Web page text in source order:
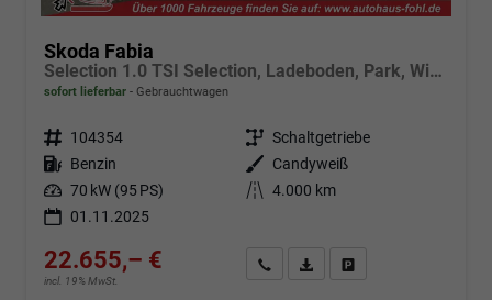
Skoda Fabia
Selection 1.0 TSI Selection, Ladeboden, Park, Winterpaket, SmartLink, 4-J Garantie
sofort lieferbar Gebrauchtwagen
Fahrzeugnr. 104354 Getriebe Schaltgetriebe
Kraftstoff Benzin Außenfarbe
Candyweiß
Leistung 70 kW (95 PS) Kilometerstand 4.000 km
01.11.2025
22.655,– €
incl. 19% MwSt.
Angebot anfordern
Fahrzeugexpose (PDF)